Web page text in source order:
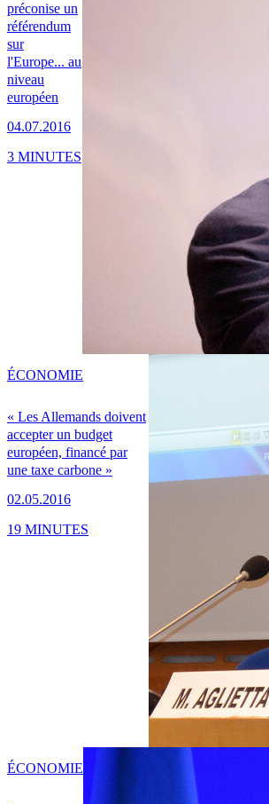
préconise un
référendum
sur
l'Europe... au
niveau
européen
04.07.2016
3 MINUTES
« Les Allemands doivent
accepter un budget
européen, financé par
une taxe carbone »
02.05.2016
ÉCONOMIE
19 MINUTES
ÉCONOMIE